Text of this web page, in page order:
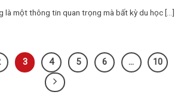
là một thông tin quan trọng mà bất kỳ du học [...]
3 4 5 6 … 10